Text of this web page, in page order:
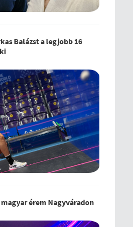
Balázst a legjobb 16
érem Nagyváradon